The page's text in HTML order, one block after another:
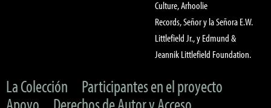
Culture, Arhoolie
Records, Señor y la Señora E.W.
Littlefield Jr., y Edmund &
Jeannik Littlefield Foundation.
La Colección
Participantes en el proyecto